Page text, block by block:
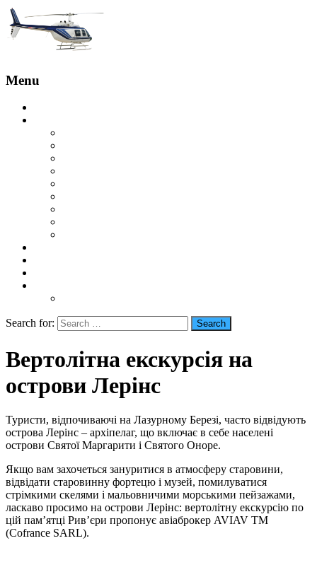
Menu
Search for:
Вертолітна екскурсія на
острови Лерінс
Туристи, відпочиваючі на Лазурному Березі, часто відвідують
острова Лерінс – архіпелаг, що включає в себе населені
острови Святої Маргарити і Святого Оноре.
Якщо вам захочеться зануритися в атмосферу старовини,
відвідати старовинну фортецю і музей, помилуватися
стрімкими скелями і мальовничими морськими пейзажами,
ласкаво просимо на острови Лерінс: вертолітну екскурсію по
цій пам’ятці Рив’єри пропонує авіаброкер AVIAV TM
(Cofrance SARL).